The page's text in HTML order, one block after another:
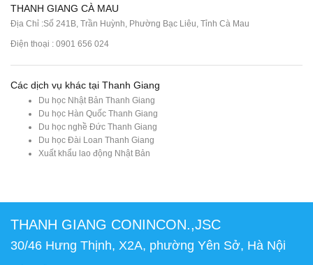
THANH GIANG CÀ MAU
Địa Chỉ :Số 241B, Trần Huỳnh, Phường Bạc Liêu, Tỉnh Cà Mau
Điện thoại : 0901 656 024
Các dịch vụ khác tại Thanh Giang
Du học Nhật Bản Thanh Giang
Du học Hàn Quốc Thanh Giang
Du học nghề Đức Thanh Giang
Du học Đài Loan Thanh Giang
Xuất khẩu lao động Nhật Bản
THANH GIANG CONINCON.,JSC
30/46 Hưng Thịnh, X2A, phường Yên Sở, Hà Nội